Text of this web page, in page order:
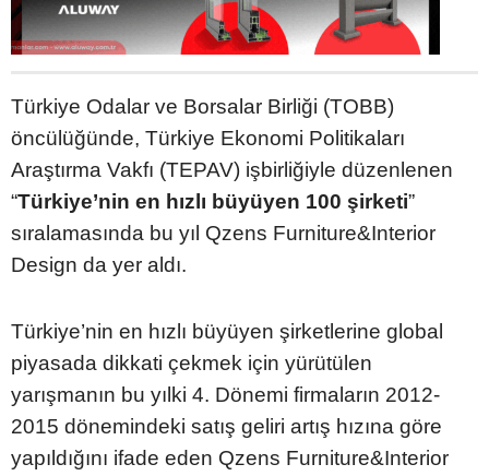
Türkiye Odalar ve Borsalar Birliği (TOBB)
öncülüğünde, Türkiye Ekonomi Politikaları
Araştırma Vakfı (TEPAV) işbirliğiyle düzenlenen
“Türkiye’nin en hızlı büyüyen 100 şirketi”
sıralamasında bu yıl Qzens Furniture&Interior
Design da yer aldı.
Türkiye’nin en hızlı büyüyen şirketlerine global
piyasada dikkati çekmek için yürütülen
yarışmanın bu yılki 4. Dönemi firmaların 2012-
2015 dönemindeki satış geliri artış hızına göre
yapıldığını ifade eden Qzens Furniture&Interior